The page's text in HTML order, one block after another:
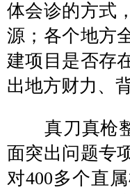
体会诊的方式
源；各个地方
建项目是否存
出地方财力、
真刀真枪整
面突出问题专
对400多个直